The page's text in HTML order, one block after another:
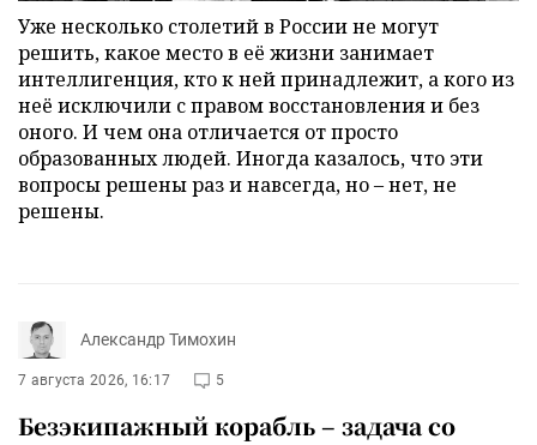
Уже несколько столетий в России не могут
решить, какое место в её жизни занимает
интеллигенция, кто к ней принадлежит, а кого из
неё исключили с правом восстановления и без
оного. И чем она отличается от просто
образованных людей. Иногда казалось, что эти
вопросы решены раз и навсегда, но – нет, не
решены.
Александр Тимохин
7 августа 2026, 16:17 5
Безэкипажный корабль – задача со